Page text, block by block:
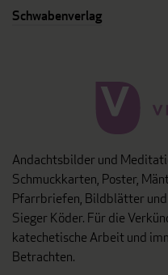
Schwabenverlag
Andachtsbilder und
Schmuckkarten, Poster,
Pfarrbriefen, Bildblätter
Sieger Köder. Für die
katechetische Arbeit und
Betrachten.